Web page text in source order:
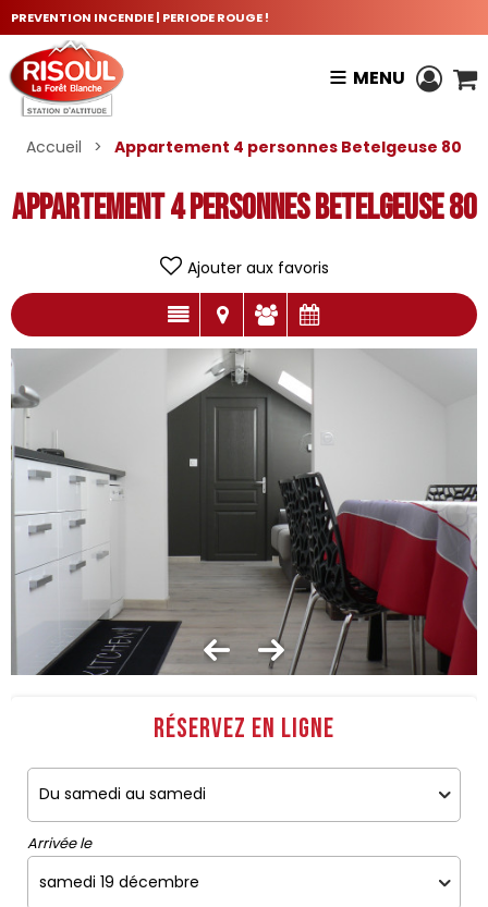
PREVENTION INCENDIE | PERIODE ROUGE !
MENU
Accueil > Appartement 4 personnes Betelgeuse 80
Appartement 4 personnes Betelgeuse 80
Ajouter aux favoris
Réservez en ligne
Arrivée le